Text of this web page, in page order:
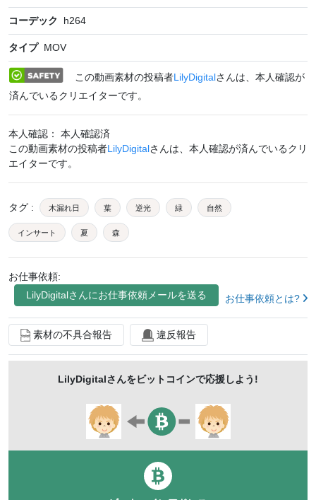
コーデック h264
タイプ MOV
この動画素材の投稿者LilyDigitalさんは、本人確認が
済んでいるクリエイターです。
本人確認： 本人確認済
この動画素材の投稿者LilyDigitalさんは、本人確認が済んでいるクリ
エイターです。
タグ : 木漏れ日 葉 逆光 緑 自然
インサート 夏 森
お仕事依頼:
LilyDigitalさんにお仕事依頼メールを送る お仕事依頼とは?
素材の不具合報告 違反報告
LilyDigitalさんをビットコインで応援しよう!